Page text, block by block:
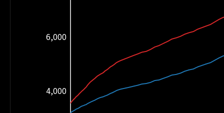
4,000
6,000